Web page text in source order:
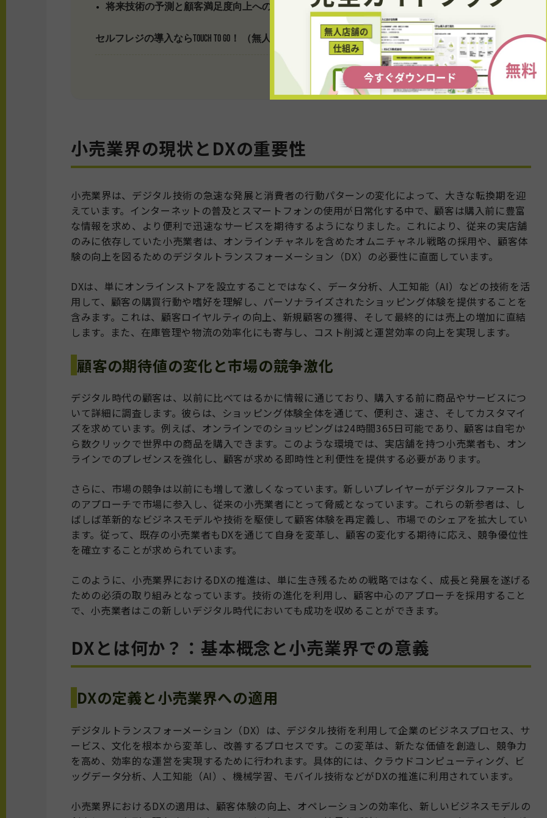
将来技術の予測と顧客満足度向上への持続的な取り組み
セルフレジの導入ならTOUCH TO GO！ （無人決済システム導入ならTOUCH TO GO！）
小売業界の現状とDXの重要性
小売業界は、デジタル技術の急速な発展と消費者の行動パターンの変化によって、大きな転換期を迎
えています。インターネットの普及とスマートフォンの使用が日常化する中で、顧客は購入前に豊富
な情報を求め、より便利で迅速なサービスを期待するようになりました。これにより、従来の実店舗
のみに依存していた小売業者は、オンラインチャネルを含めたオムニチャネル戦略の採用や、顧客体
験の向上を図るためのデジタルトランスフォーメーション（DX）の必要性に直面しています。
DXは、単にオンラインストアを設立することではなく、データ分析、人工知能（AI）などの技術を活
用して、顧客の購買行動や嗜好を理解し、パーソナライズされたショッピング体験を提供することを
含みます。これは、顧客ロイヤルティの向上、新規顧客の獲得、そして最終的には売上の増加に直結
します。また、在庫管理や物流の効率化にも寄与し、コスト削減と運営効率の向上を実現します。
顧客の期待値の変化と市場の競争激化
デジタル時代の顧客は、以前に比べてはるかに情報に通じており、購入する前に商品やサービスにつ
いて詳細に調査します。彼らは、ショッピング体験全体を通じて、便利さ、速さ、そしてカスタマイ
ズを求めています。例えば、オンラインでのショッピングは24時間365日可能であり、顧客は自宅か
ら数クリックで世界中の商品を購入できます。このような環境では、実店舗を持つ小売業者も、オン
ラインでのプレゼンスを強化し、顧客が求める即時性と利便性を提供する必要があります。
さらに、市場の競争は以前にも増して激しくなっています。新しいプレイヤーがデジタルファースト
のアプローチで市場に参入し、従来の小売業者にとって脅威となっています。これらの新参者は、し
ばしば革新的なビジネスモデルや技術を駆使して顧客体験を再定義し、市場でのシェアを拡大してい
ます。従って、既存の小売業者もDXを通じて自身を変革し、顧客の変化する期待に応え、競争優位性
を確立することが求められています。
このように、小売業界におけるDXの推進は、単に生き残るための戦略ではなく、成長と発展を遂げる
ための必須の取り組みとなっています。技術の進化を利用し、顧客中心のアプローチを採用すること
で、小売業者はこの新しいデジタル時代においても成功を収めることができます。
DXとは何か？：基本概念と小売業界での意義
DXの定義と小売業界への適用
デジタルトランスフォーメーション（DX）は、デジタル技術を利用して企業のビジネスプロセス、サ
ービス、文化を根本から変革し、改善するプロセスです。この変革は、新たな価値を創造し、競争力
を高め、効率的な運営を実現するために行われます。具体的には、クラウドコンピューティング、ビ
ッグデータ分析、人工知能（AI）、機械学習、モバイル技術などがDXの推進に利用されています。
小売業界におけるDXの適用は、顧客体験の向上、オペレーションの効率化、新しいビジネスモデルの